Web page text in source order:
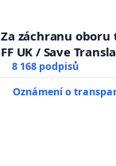
Za záchranu
FF UK / Save
the Faculty of Arts,
8 168 podpisů
Oznámení o